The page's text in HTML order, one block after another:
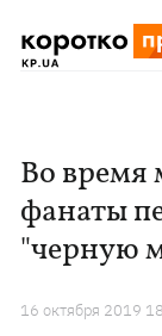
Во время
фанаты
"черную
16 октября 2019